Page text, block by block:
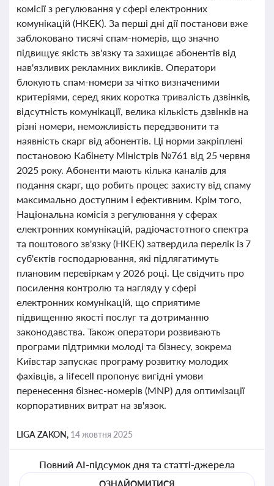
комісії з регулювання у сфері електронних
комунікацій (НКЕК). За перші дні дії постанови вже
заблоковано тисячі спам-номерів, що значно
підвищує якість зв'язку та захищає абонентів від
нав'язливих рекламних викликів. Оператори
блокують спам-номери за чітко визначеними
критеріями, серед яких коротка тривалість дзвінків,
відсутність комунікації, велика кількість дзвінків на
різні номери, неможливість передзвонити та
наявність скарг від абонентів. Ці норми закріплені
постановою Кабінету Міністрів №761 від 25 червня
2025 року. Абоненти мають кілька каналів для
подання скарг, що робить процес захисту від спаму
максимально доступним і ефективним. Крім того,
Національна комісія з регулювання у сферах
електронних комунікацій, радіочастотного спектра
та поштового зв'язку (НКЕК) затвердила перелік із 7
суб'єктів господарювання, які підлягатимуть
плановим перевіркам у 2026 році. Це свідчить про
посилення контролю та нагляду у сфері
електронних комунікацій, що сприятиме
підвищенню якості послуг та дотриманню
законодавства. Також оператори розвивають
програми підтримки молоді та бізнесу, зокрема
Київстар запускає програму розвитку молодих
фахівців, а lifecell пропонує вигідні умови
перенесення бізнес-номерів (MNP) для оптимізації
корпоративних витрат на зв'язок.
LIGA ZAKON, 14 жовтня 2025
Повний AI-підсумок дня та статті-джерела
ОЗНАЙОМИТИСЯ